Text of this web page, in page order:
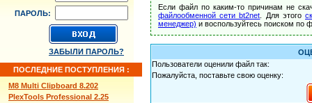
ПАРОЛЬ:
ЗАБЫЛИ ПАРОЛЬ?
ПОСЛЕДНИЕ ПОСТУПЛЕНИЯ :
M8 Multi Clipboard 8.202
PlexTools Professional 2.25
Если файл по каким-то причинам не
файлообменной сети bt2net . Для этого
менеджер) и воспользуйтесь поиском по
Пользователи оценили файл так:
Пожалуйста, поставьте свою оценку: